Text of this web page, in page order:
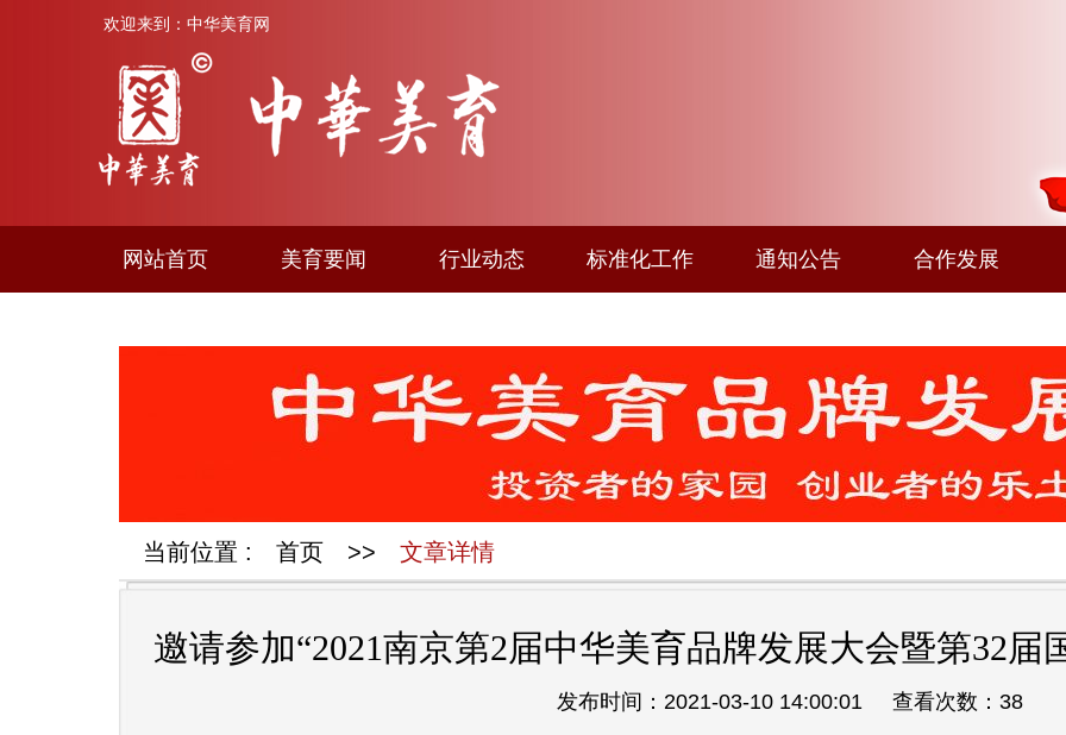
欢迎来到：中华美育网
网站首页 美育要闻 行业动态 标准化工作 通知公告 合作发展
当前位置 : 首页 >> 文章详情
邀请参加“2021南京第2届中华美育品牌发展大会暨第32届
发布时间： 2021-03-10 14:00:01 查看次数： 38